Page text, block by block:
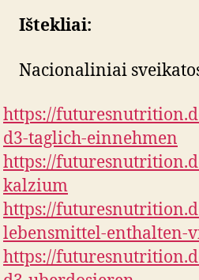
Ištekliai:
Nacionaliniai
https://
d3-taglich-einnehmen
https://
kalzium
https://
lebensmittel-enthalten-
https://